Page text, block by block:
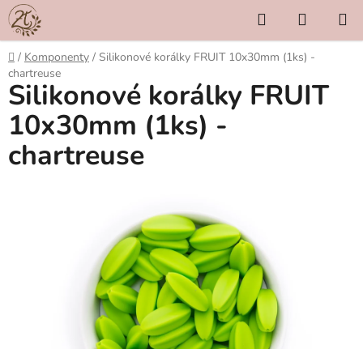
Přejít
na
obsah
Hledat
KOŠÍK
Domů
/ Komponenty / Silikonové korálky FRUIT 10x30mm (1ks) -
chartreuse
Silikonové korálky FRUIT
10x30mm (1ks) -
chartreuse